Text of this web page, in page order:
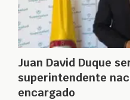
Juan David Duque
superintendente
encargado